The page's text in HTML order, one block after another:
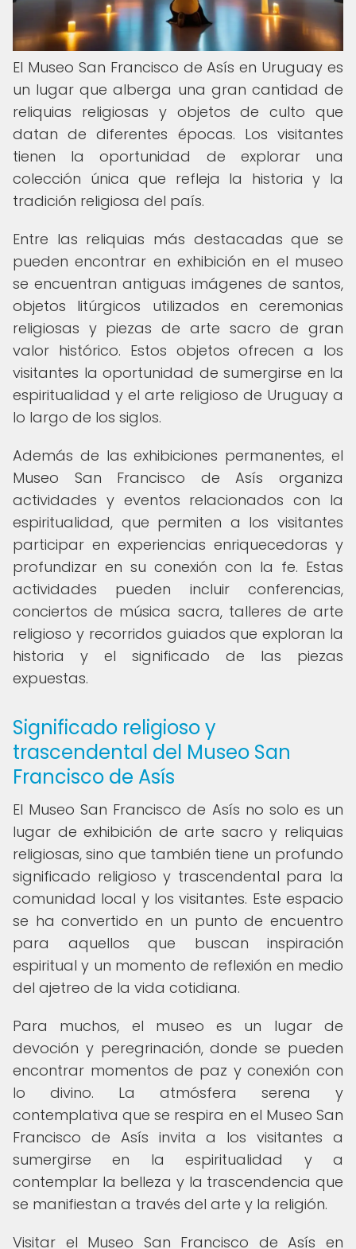
El Museo San Francisco de Asís en Uruguay es
un lugar que alberga una gran cantidad de
reliquias religiosas y objetos de culto que
datan de diferentes épocas. Los visitantes
tienen la oportunidad de explorar una
colección única que refleja la historia y la
tradición religiosa del país.
Entre las reliquias más destacadas que se
pueden encontrar en exhibición en el museo
se encuentran antiguas imágenes de santos,
objetos litúrgicos utilizados en ceremonias
religiosas y piezas de arte sacro de gran
valor histórico. Estos objetos ofrecen a los
visitantes la oportunidad de sumergirse en la
espiritualidad y el arte religioso de Uruguay a
lo largo de los siglos.
Además de las exhibiciones permanentes, el
Museo San Francisco de Asís organiza
actividades y eventos relacionados con la
espiritualidad, que permiten a los visitantes
participar en experiencias enriquecedoras y
profundizar en su conexión con la fe. Estas
actividades pueden incluir conferencias,
conciertos de música sacra, talleres de arte
religioso y recorridos guiados que exploran la
historia y el significado de las piezas
expuestas.
Significado religioso y
trascendental del Museo San
Francisco de Asís
El Museo San Francisco de Asís no solo es un
lugar de exhibición de arte sacro y reliquias
religiosas, sino que también tiene un profundo
significado religioso y trascendental para la
comunidad local y los visitantes. Este espacio
se ha convertido en un punto de encuentro
para aquellos que buscan inspiración
espiritual y un momento de reflexión en medio
del ajetreo de la vida cotidiana.
Para muchos, el museo es un lugar de
devoción y peregrinación, donde se pueden
encontrar momentos de paz y conexión con
lo divino. La atmósfera serena y
contemplativa que se respira en el Museo San
Francisco de Asís invita a los visitantes a
sumergirse en la espiritualidad y a
contemplar la belleza y la trascendencia que
se manifiestan a través del arte y la religión.
Visitar el Museo San Francisco de Asís en